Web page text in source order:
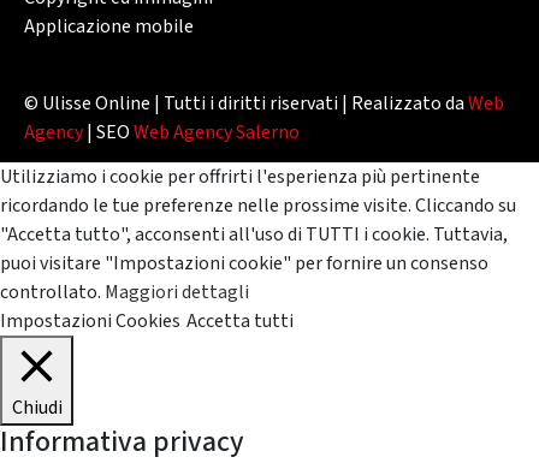
Applicazione mobile
© Ulisse Online | Tutti i diritti riservati | Realizzato daWeb
Agency| SEOWeb Agency Salerno
Utilizziamo i cookie per offrirti l'esperienza più pertinente
ricordando le tue preferenze nelle prossime visite. Cliccando su
"Accetta tutto", acconsenti all'uso di TUTTI i cookie. Tuttavia,
puoi visitare "Impostazioni cookie" per fornire un consenso
controllato. Maggiori dettagli
Impostazioni Cookies Accetta tutti
Chiudi
Informativa privacy